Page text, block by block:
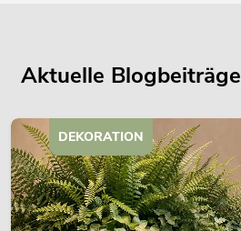
Aktuelle Blogbeiträge
DEKORATION